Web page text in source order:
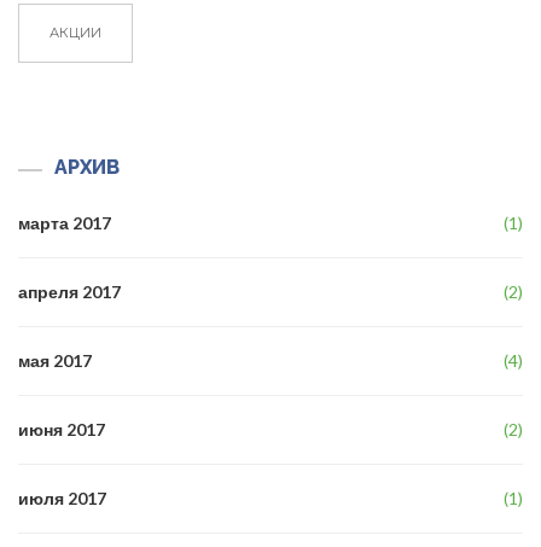
АКЦИИ
АРХИВ
марта 2017 (1)
апреля 2017 (2)
мая 2017 (4)
июня 2017 (2)
июля 2017 (1)